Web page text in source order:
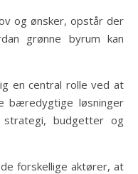
og ønsker, opstår der
grønne byrum kan
en central rolle ved at
bæredygtige løsninger
budgetter og
forskellige aktører, at